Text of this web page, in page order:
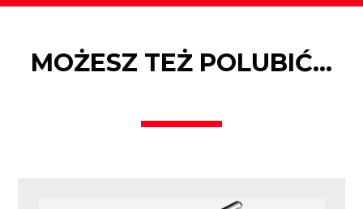
MOŻESZ TEŻ POLUBIĆ…